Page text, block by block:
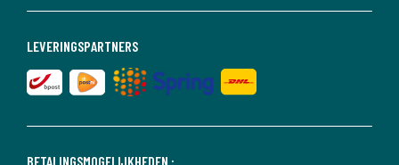
BETALINGSMOGELIJKHEDEN :
LEVERINGSPARTNERS